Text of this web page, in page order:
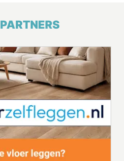
PARTNERS